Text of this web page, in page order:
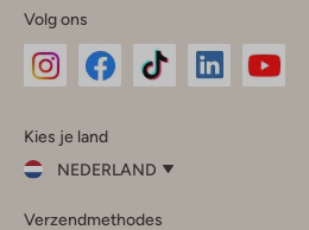
Volg ons
InstagramFacebook
Kies je land
NEDERLAND
je
Verzendmethodes